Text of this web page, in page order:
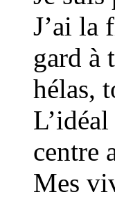
J’ai la
gard à
hélas,
centre
Mes